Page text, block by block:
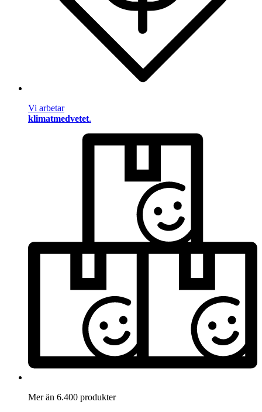
Vi arbetar
klimatmedvetet.
Mer än 6.400 produkter